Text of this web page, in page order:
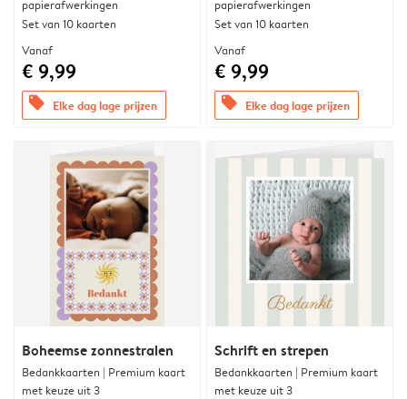
papierafwerkingen
Set van 10 kaarten
Vanaf
€ 9,99
offers Elke dag lage prijzen
papierafwerkingen
Set van 10 kaarten
Vanaf
€ 9,99
offers Elke dag lage prijzen
Boheemse zonnestralen
Bedankkaarten | Premium kaart
met keuze uit 3
Schrift en strepen
Bedankkaarten | Premium kaart
met keuze uit 3